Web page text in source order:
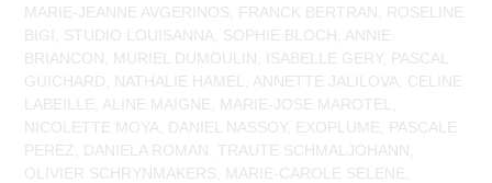
MARIE-JEANNE AVGERINOS, FRANCK BERTRAN, ROSELINE
BIGI, STUDIO LOUISANNA, SOPHIE BLOCH, ANNIE
BRIANCON, MURIEL DUMOULIN, ISABELLE GERY, PASCAL
GUICHARD, NATHALIE HAMEL, ANNETTE JALILOVA, CELINE
LABEILLE, ALINE MAIGNE, MARIE-JOSE MAROTEL,
NICOLETTE MOYA, DANIEL NASSOY, EXOPLUME, PASCALE
PEREZ, DANIELA ROMAN, TRAUTE SCHMALJOHANN,
OLIVIER SCHRYNMAKERS, MARIE-CAROLE SELENE,